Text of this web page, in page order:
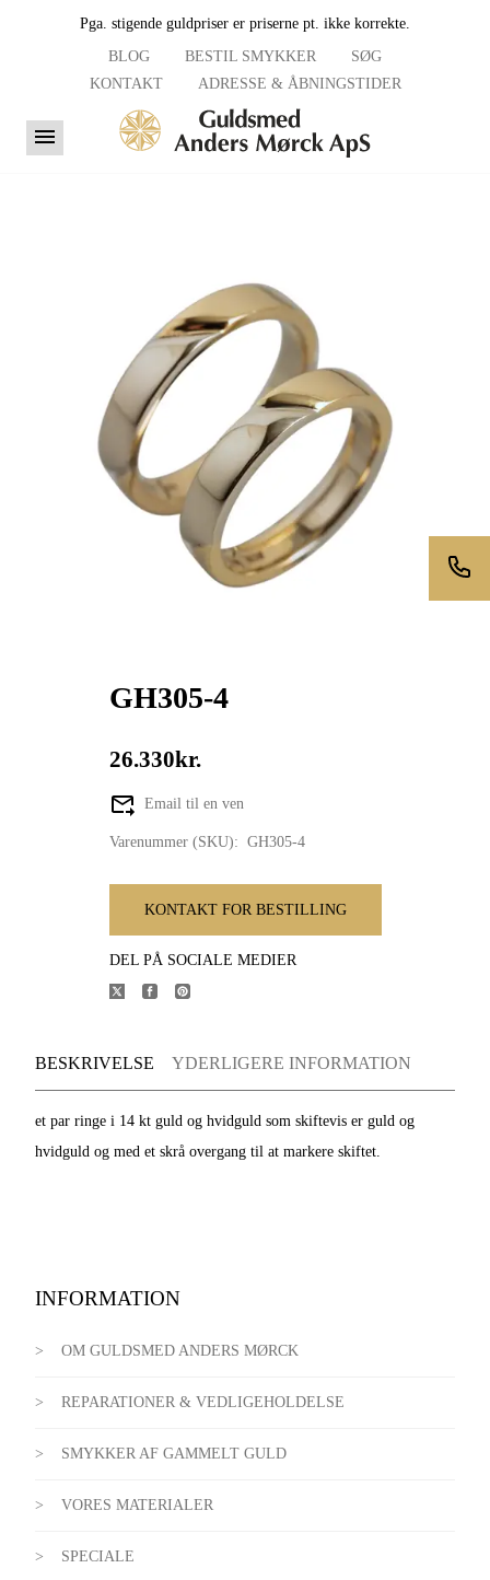
Pga. stigende guldpriser er priserne pt. ikke korrekte.
BLOG
BESTIL SMYKKER
SØG
KONTAKT
ADRESSE & ÅBNINGSTIDER
GH305-4
26.330kr.
Email til en ven
Varenummer (SKU): GH305-4
KONTAKT FOR BESTILLING
DEL PÅ SOCIALE MEDIER
BESKRIVELSE YDERLIGERE INFORMATION
et par ringe i 14 kt guld og hvidguld som skiftevis er guld og
hvidguld og med et skrå overgang til at markere skiftet.
INFORMATION
OM GULDSMED ANDERS MØRCK
REPARATIONER & VEDLIGEHOLDELSE
SMYKKER AF GAMMELT GULD
VORES MATERIALER
SPECIALE